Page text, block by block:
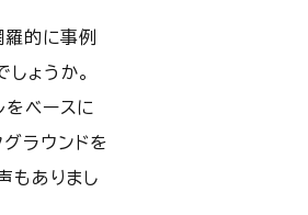
羅的に事例
ょうか。
をベースに
ラウンドを
もありまし